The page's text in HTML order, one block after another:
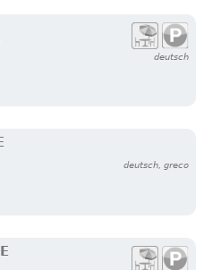
deutsch
deutsch, greco